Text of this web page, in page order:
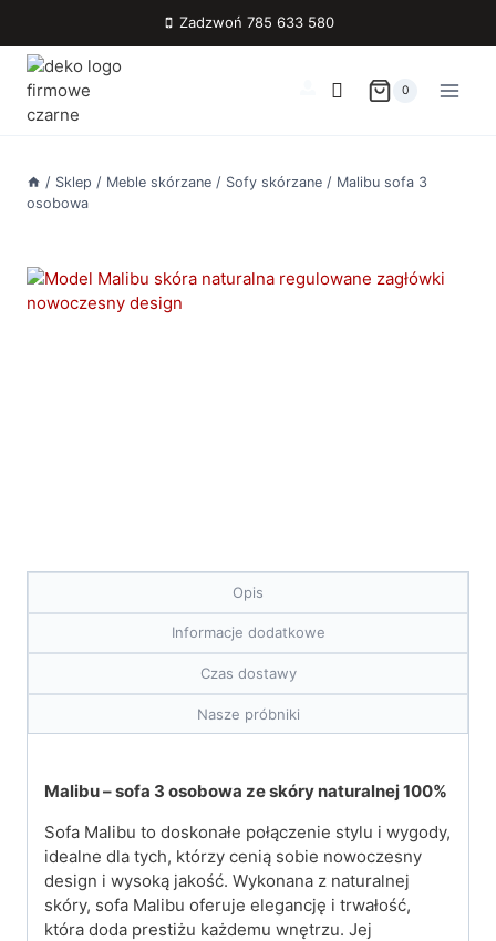
treści
Zadzwoń 785 633 580
0
/ Sklep / Meble skórzane / Sofy skórzane / Malibu sofa 3
osobowa
Opis
Informacje dodatkowe
Czas dostawy
Nasze próbniki
Malibu – sofa 3 osobowa ze skóry naturalnej 100%
Sofa Malibu to doskonałe połączenie stylu i wygody,
idealne dla tych, którzy cenią sobie nowoczesny
design i wysoką jakość. Wykonana z naturalnej
skóry, sofa Malibu oferuje elegancję i trwałość,
która doda prestiżu każdemu wnętrzu. Jej